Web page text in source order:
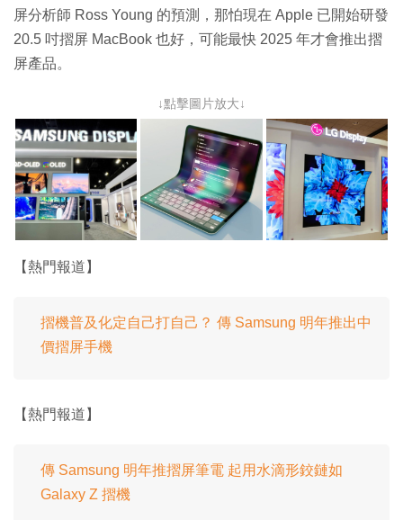
屏分析師 Ross Young 的預測，那怕現在 Apple 已開始研發
20.5 吋摺屏 MacBook 也好，可能最快 2025 年才會推出摺
屏產品。
↓點擊圖片放大↓
【熱門報道】
摺機普及化定自己打自己？ 傳 Samsung 明年推出中
價摺屏手機
【熱門報道】
傳 Samsung 明年推摺屏筆電 起用水滴形鉸鏈如
Galaxy Z 摺機